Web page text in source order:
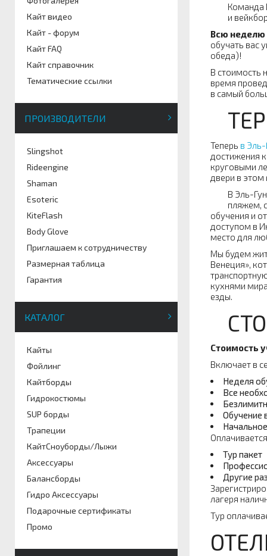
Кайт видео
Кайт - форум
Кайт FAQ
Кайт справочник
Тематические ссылки
ПРОИЗВОДИТЕЛИ
Slingshot
Rideengine
Shaman
Esoteric
KiteFlash
Body Glove
Приглашаем к сотрудничеству
Размерная таблица
Гарантия
КАТАЛОГ
Кайты
Фойлинг
Кайтборды
Гидрокостюмы
SUP борды
Трапеции
КайтСноуборды/Лыжи
Аксессуары
Балансборды
Гидро Аксессуары
Подарочные сертификаты
Промо
Команда
и
Всю неделю
обучать вас
обеда)!
В стоимость
время
в самый
Теперь в Эль-
достижения
круговыми
двери в этом
В Эль-
пляжем,
обучения и
доступом в
место для
Мы будем
Венеция»,
кухнями
езды.
Стоимость
Включает в
Неделя
Все
Обучение
Тур пакет
Другие
лагеря
Тур